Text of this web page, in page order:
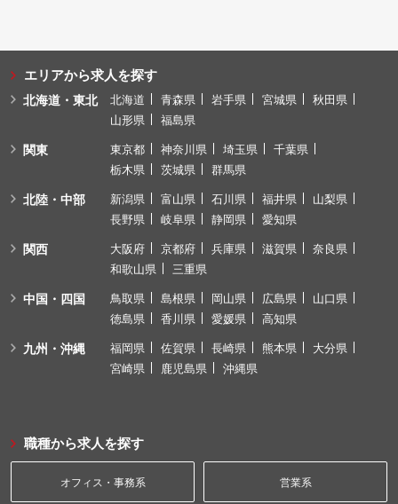
エリアから求人を探す
北海道・東北 北海道 青森県 岩手県 宮城県
秋田県
山形県
福島県
関東 東京都 神奈川県 埼玉県
千葉県
栃木県
茨城県 群馬県
北陸・中部 新潟県 富山県 石川県 福井県
山梨県
長野県
岐阜県 静岡県 愛知県
関西 大阪府 京都府 兵庫県 滋賀県
奈良県
和歌山県
三重県
中国・四国 鳥取県 島根県 岡山県 広島県
山口県
徳島県
香川県 愛媛県 高知県
九州・沖縄 福岡県 佐賀県 長崎県 熊本県
大分県
宮崎県
鹿児島県 沖縄県
職種から求人を探す
オフィス・事務系 営業系